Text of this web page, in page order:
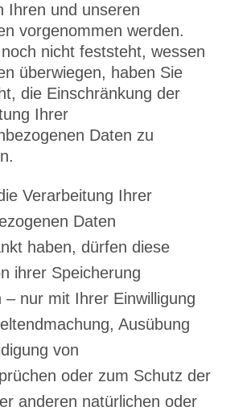
Ihren und unseren
vorgenommen werden.
nicht feststeht, wessen
überwiegen, haben Sie
die Einschränkung der
Ihrer
Daten zu
Verarbeitung Ihrer
Daten
haben, dürfen diese
ihrer Speicherung
– nur mit Ihrer Einwilligung
Ausübung
von
oder zum Schutz der
anderen natürlichen oder